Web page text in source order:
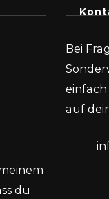
du
Bei
einfach
auf